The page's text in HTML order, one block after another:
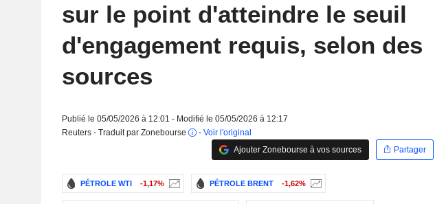
sur le point d'atteindre le seuil
d'engagement requis, selon des
sources
Publié le 05/05/2026 à 12:01 - Modifié le 05/05/2026 à 12:17
Reuters - Traduit par Zonebourse
- Voir l'original
Ajouter Zonebourse à vos sources
Partager
PÉTROLE WTI -1,17% PÉTROLE BRENT -1,62%